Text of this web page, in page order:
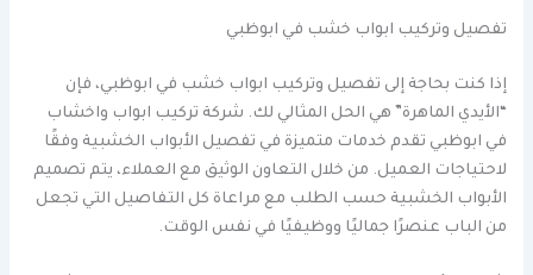
تفصيل وتركيب ابواب خشب في ابوظبي
إذا كنت بحاجة إلى تفصيل وتركيب ابواب خشب في ابوظبي، فإن
“الأيدي الماهرة” هي الحل المثالي لك. شركة تركيب ابواب واخشاب
في ابوظبي تقدم خدمات متميزة في تفصيل الأبواب الخشبية وفقًا
لاحتياجات العميل. من خلال التعاون الوثيق مع العملاء، يتم تصميم
الأبواب الخشبية حسب الطلب مع مراعاة كل التفاصيل التي تجعل
من الباب عنصرًا جماليًا ووظيفيًا في نفس الوقت.